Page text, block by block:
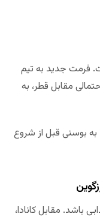
فرمت جدید به تیم
مقابل قطر، به
به بوسنی قبل از شروع
باشد. مقابل کانادا،